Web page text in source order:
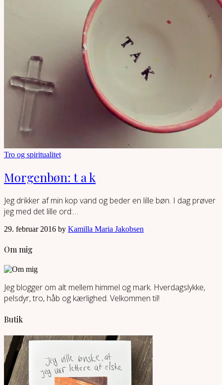
Tro og spiritualitet
Morgenbøn: t a k
Jeg drikker af min kop vand og beder en lille bøn. I dag prøver
jeg med det lille ord:…
29. februar 2016 by Kamilla Maria Jakobsen
Om mig
Jeg blogger om alt mellem himmel og mark. Hverdagslykke,
pelsdyr, tro, håb og kærlighed. Velkommen til!
Butik